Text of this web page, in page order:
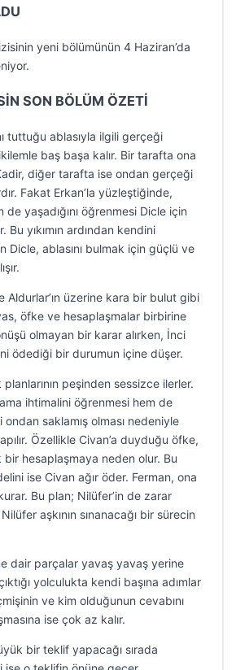
yeni bölümünün 4 Haziran’da
SON BÖLÜM ÖZETİ
tuttuğu ablasıyla ilgili gerçeği
baş başa kalır. Bir tarafta ona
diğer tarafta ise ondan gerçeği
Fakat Erkan’la yüzleştiğinde,
de yaşadığını öğrenmesi Dicle için
Bu yıkımın ardından kendini
Dicle, ablasını bulmak için güçlü ve
Aldurlar’ın üzerine kara bir bulut gibi
öfke ve hesaplaşmalar birbirine
olmayan bir karar alırken, İnci
ödediği bir durumun içine düşer.
planlarının peşinden sessizce ilerler.
ihtimalini öğrenmesi hem de
ondan saklamış olması nedeniyle
Özellikle Civan’a duyduğu öfke,
bir hesaplaşmaya neden olur. Bu
ise Civan ağır öder. Ferman, ona
Bu plan; Nilüfer’in de zarar
aşkının sınanacağı bir sürecin
dair parçalar yavaş yavaş yerine
yolculukta kendi başına adımlar
ve kim olduğunun cevabını
ise çok az kalır.
bir teklif yapacağı sırada